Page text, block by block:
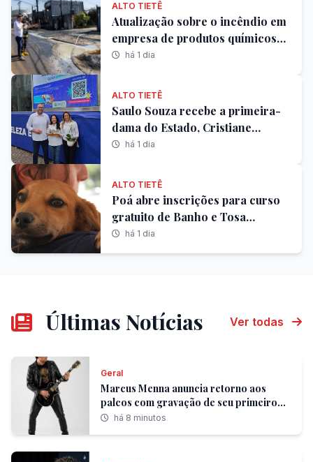
participantes que
concluírem o projeto
recebem kit enxoval
completo e carrinho de
bebê
ALTO TIETÊ
Atualização sobre o incêndio em
empresa de produtos químicos
em Itaquaquecetuba-SP
há 1 dia
ALTO TIETÊ
Saulo Souza recebe a primeira-
dama do Estado, Cristiane
Freitas, para visita às Carretas da
há 1 dia
ALTO TIETÊ
Poá abre inscrições para curso
gratuito de Banho e Tosa
oferecido pelo programa
Caminho da Capacitação
há 1 dia
Últimas Notícias Ver todas
Geral
Marcus Menna anuncia retorno aos
palcos com gravação de seu primeiro
audiovisual solo
há 8 minutos